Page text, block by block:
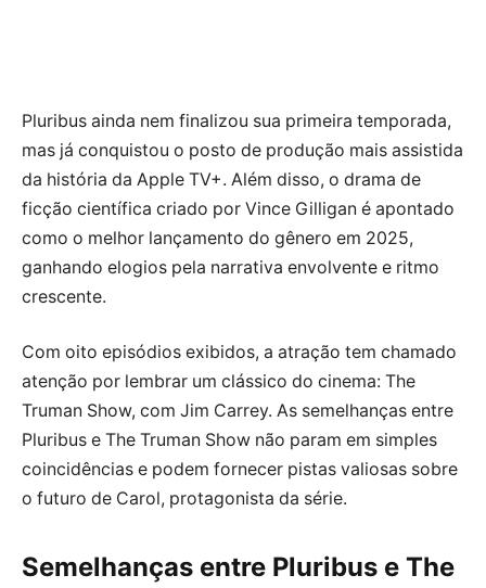
Pluribus ainda nem finalizou sua primeira temporada,
mas já conquistou o posto de produção mais assistida
da história da Apple TV+. Além disso, o drama de
ficção científica criado por Vince Gilligan é apontado
como o melhor lançamento do gênero em 2025,
ganhando elogios pela narrativa envolvente e ritmo
crescente.
Com oito episódios exibidos, a atração tem chamado
atenção por lembrar um clássico do cinema: The
Truman Show, com Jim Carrey. As semelhanças entre
Pluribus e The Truman Show não param em simples
coincidências e podem fornecer pistas valiosas sobre
o futuro de Carol, protagonista da série.
Semelhanças entre Pluribus e The